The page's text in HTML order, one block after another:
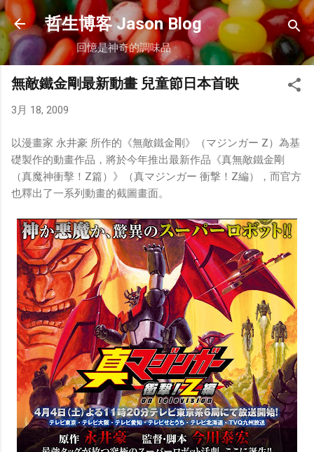
跳到主要內容
哲生博客 Jason Blog
回憶是神奇的調味品
無敵鐵金剛最新動畫 兒童節日本首映
3月 18, 2009
以漫畫家 永井豪 所作的《無敵鐵金剛》（マジンガー Z）為基
礎製作的動畫作品，將於今年推出最新作品《真無敵鐵金剛
（真魔神衝擊！Z篇）》（真マジンガー 衝撃！Z編），而官方
也釋出了一系列動畫的截圖畫面。